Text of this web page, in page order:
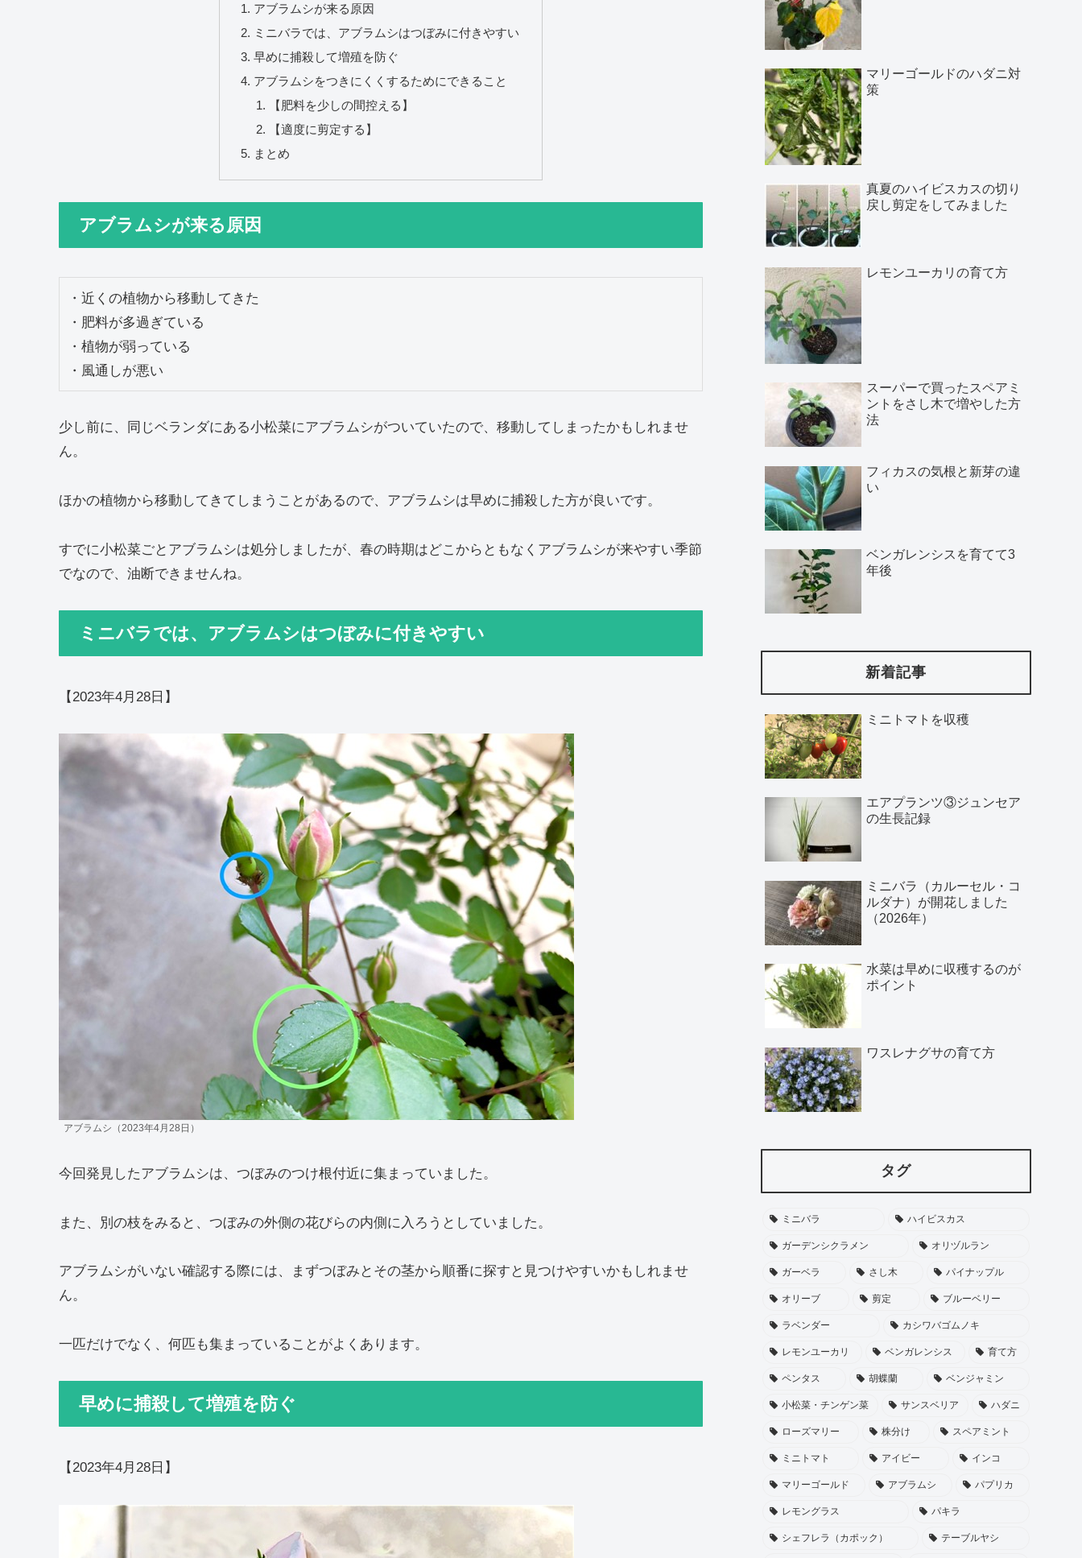
アブラムシが来る原因
ミニバラでは、アブラムシはつぼみに付きやすい
早めに捕殺して増殖を防ぐ
アブラムシをつきにくくするためにできること
【肥料を少しの間控える】
【適度に剪定する】
まとめ
アブラムシが来る原因
・近くの植物から移動してきた
・肥料が多過ぎている
・植物が弱っている
・風通しが悪い
少し前に、同じベランダにある小松菜にアブラムシがついていたので、移動してしまったかもしれませ
ん。
ほかの植物から移動してきてしまうことがあるので、アブラムシは早めに捕殺した方が良いです。
すでに小松菜ごとアブラムシは処分しましたが、春の時期はどこからともなくアブラムシが来やすい季節
でなので、油断できませんね。
ミニバラでは、アブラムシはつぼみに付きやすい
【2023年4月28日】
アブラムシ（2023年4月28日）
今回発見したアブラムシは、つぼみのつけ根付近に集まっていました。
また、別の枝をみると、つぼみの外側の花びらの内側に入ろうとしていました。
アブラムシがいない確認する際には、まずつぼみとその茎から順番に探すと見つけやすいかもしれませ
ん。
一匹だけでなく、何匹も集まっていることがよくあります。
早めに捕殺して増殖を防ぐ
【2023年4月28日】
マリーゴールドのハダニ対
策
真夏のハイビスカスの切り
戻し剪定をしてみました
レモンユーカリの育て方
スーパーで買ったスペアミ
ントをさし木で増やした方
法
フィカスの気根と新芽の違
い
ベンガレンシスを育てて3
年後
新着記事
ミニトマトを収穫
エアプランツ③ジュンセア
の生長記録
ミニバラ（カルーセル・コ
ルダナ）が開花しました
（2026年）
水菜は早めに収穫するのが
ポイント
ワスレナグサの育て方
タグ
ミニバラ ハイビスカス
ガーデンシクラメン オリヅルラン
ガーベラ さし木 パイナップル
オリーブ 剪定 ブルーベリー
ラベンダー カシワバゴムノキ
レモンユーカリ ベンガレンシス 育て方
ペンタス 胡蝶蘭 ベンジャミン
小松菜・チンゲン菜 サンスベリア ハダニ
ローズマリー 株分け スペアミント
ミニトマト アイビー インコ
マリーゴールド アブラムシ パプリカ
レモングラス パキラ
シェフレラ（カポック） テーブルヤシ